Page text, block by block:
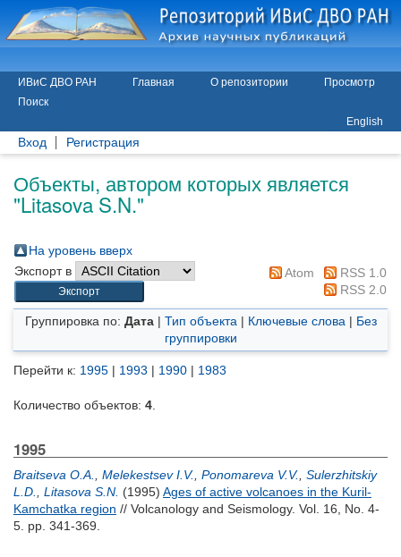
ИВиС ДВО РАН Главная О репозитории
Просмотр
Поиск
English
Вход Регистрация
Объекты, автором которых является
"Litasova S.N."
На уровень вверх
Экспорт в
Atom
RSS 1.0
RSS 2.0
Группировка по: Дата| Тип объекта | Ключевые слова | Без
группировки
Перейти к: 1995 | 1993 | 1990 | 1983
Количество объектов: 4
1995
Braitseva O.A. Melekestsev I.V. Ponomareva V.V. Sulerzhitskiy
L.D.
Litasova S.N. (1995) Ages of active volcanoes in the Kuril-
Kamchatka region // Volcanology and Seismology. Vol. 16, No. 4-
5. pp. 341-369.